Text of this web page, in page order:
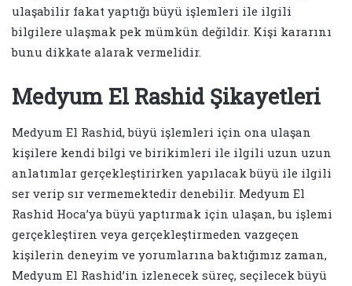
ulaşabilir fakat yaptığı büyü işlemleri ile ilgili
bilgilere ulaşmak pek mümkün değildir. Kişi kararını
bunu dikkate alarak vermelidir.
Medyum El Rashid Şikayetleri
Medyum El Rashid, büyü işlemleri için ona ulaşan
kişilere kendi bilgi ve birikimleri ile ilgili uzun uzun
anlatımlar gerçekleştirirken yapılacak büyü ile ilgili
ser verip sır vermemektedir denebilir. Medyum El
Rashid Hoca’ya büyü yaptırmak için ulaşan, bu işlemi
gerçekleştiren veya gerçekleştirmeden vazgeçen
kişilerin deneyim ve yorumlarına baktığımız zaman,
Medyum El Rashid’in izlenecek süreç, seçilecek büyü